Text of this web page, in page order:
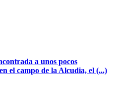
a unos pocos
el campo de la Alcudia, el (...)